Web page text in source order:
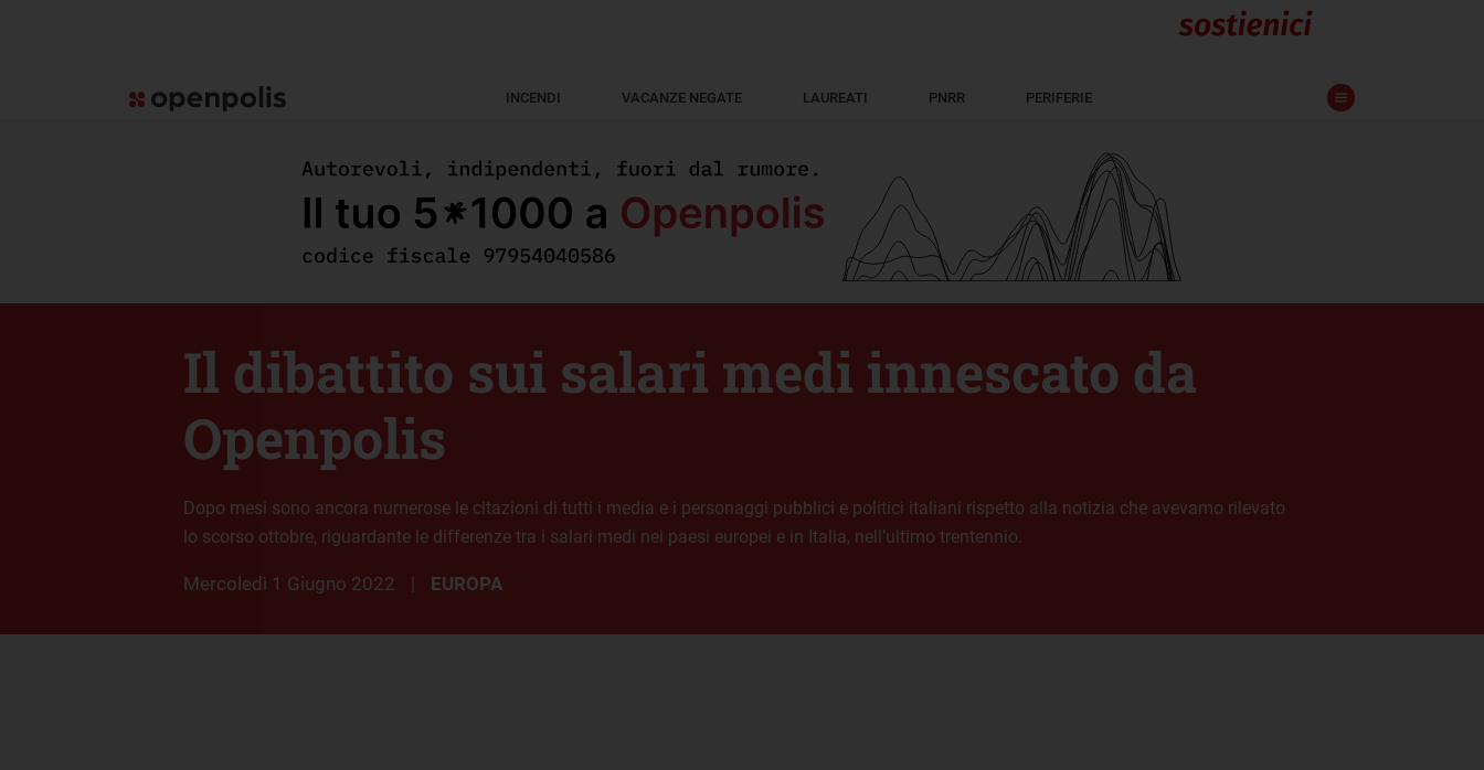
INCENDI VACANZE NEGATE LAUREATI PNRR PERIFERIE
Il dibattito sui salari medi innescato da
Openpolis
Dopo mesi sono ancora numerose le citazioni di tutti i media e i personaggi pubblici e politici italiani rispetto alla notizia che avevamo rilevato
lo scorso ottobre, riguardante le differenze tra i salari medi nei paesi europei e in Italia, nell’ultimo trentennio.
mercoledì 1 Giugno 2022 | EUROPA